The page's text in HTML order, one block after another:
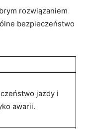
rozwiązaniem
bezpieczeństwo
jazdy i
awarii.